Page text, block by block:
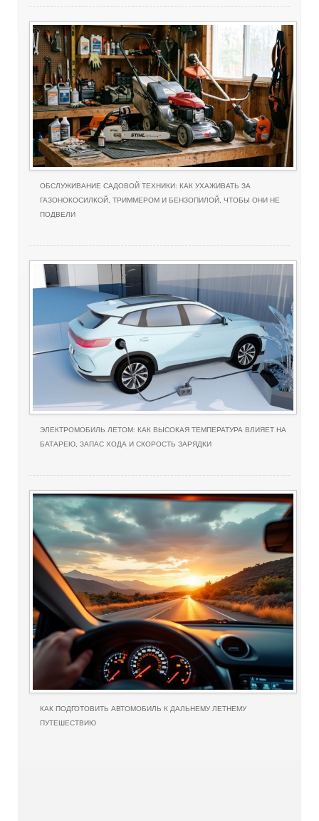
ОБСЛУЖИВАНИЕ САДОВОЙ ТЕХНИКИ: КАК УХАЖИВАТЬ ЗА
ГАЗОНОКОСИЛКОЙ, ТРИММЕРОМ И БЕНЗОПИЛОЙ, ЧТОБЫ ОНИ НЕ
ПОДВЕЛИ
ЭЛЕКТРОМОБИЛЬ ЛЕТОМ: КАК ВЫСОКАЯ ТЕМПЕРАТУРА ВЛИЯЕТ НА
БАТАРЕЮ, ЗАПАС ХОДА И СКОРОСТЬ ЗАРЯДКИ
КАК ПОДГОТОВИТЬ АВТОМОБИЛЬ К ДАЛЬНЕМУ ЛЕТНЕМУ
ПУТЕШЕСТВИЮ